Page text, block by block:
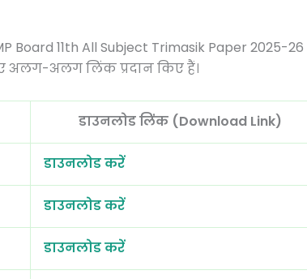
11th All Subject Trimasik Paper 2025-26
अलग-अलग लिंक प्रदान किए हैं।
डाउनलोड लिंक (Download Link)
डाउनलोड करें
डाउनलोड करें
डाउनलोड करें